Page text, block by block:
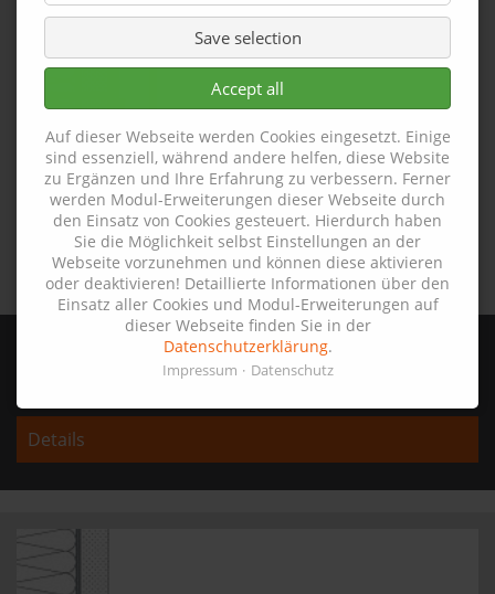
Details
Save selection
Accept all
Auf dieser Webseite werden Cookies eingesetzt. Einige
sind essenziell, während andere helfen, diese Website
zu Ergänzen und Ihre Erfahrung zu verbessern. Ferner
werden Modul-Erweiterungen dieser Webseite durch
den Einsatz von Cookies gesteuert. Hierdurch haben
Sie die Möglichkeit selbst Einstellungen an der
Webseite vorzunehmen und können diese aktivieren
oder deaktivieren! Detaillierte Informationen über den
Einsatz aller Cookies und Modul-Erweiterungen auf
dieser Webseite finden Sie in der
Datenschutzerklärung.
Impressum Datenschutz